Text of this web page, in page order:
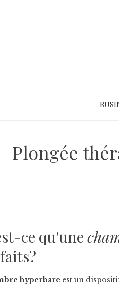
Plongée
ce qu'une
hyperbare est un